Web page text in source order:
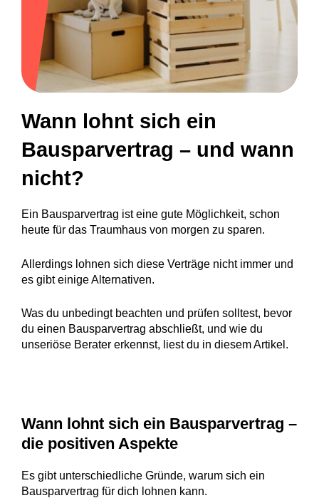
Wann lohnt sich ein
Bausparvertrag – und wann
nicht?
Ein Bausparvertrag ist eine gute Möglichkeit, schon
heute für das Traumhaus von morgen zu sparen.
Allerdings lohnen sich diese Verträge nicht immer und
es gibt einige Alternativen.
Was du unbedingt beachten und prüfen solltest, bevor
du einen Bausparvertrag abschließt, und wie du
unseriöse Berater erkennst, liest du in diesem Artikel.
Wann lohnt sich ein Bausparvertrag –
die positiven Aspekte
Es gibt unterschiedliche Gründe, warum sich ein
Bausparvertrag für dich lohnen kann.